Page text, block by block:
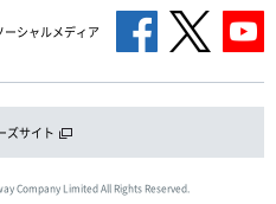
ーシャルメディア
ズサイト
Company Limited All Rights Reserved.